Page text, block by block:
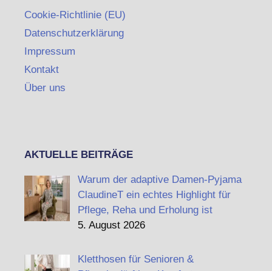
Cookie-Richtlinie (EU)
Datenschutzerklärung
Impressum
Kontakt
Über uns
AKTUELLE BEITRÄGE
Warum der adaptive Damen-Pyjama
ClaudineT ein echtes Highlight für
Pflege, Reha und Erholung ist
5. August 2026
Kletthosen für Senioren &